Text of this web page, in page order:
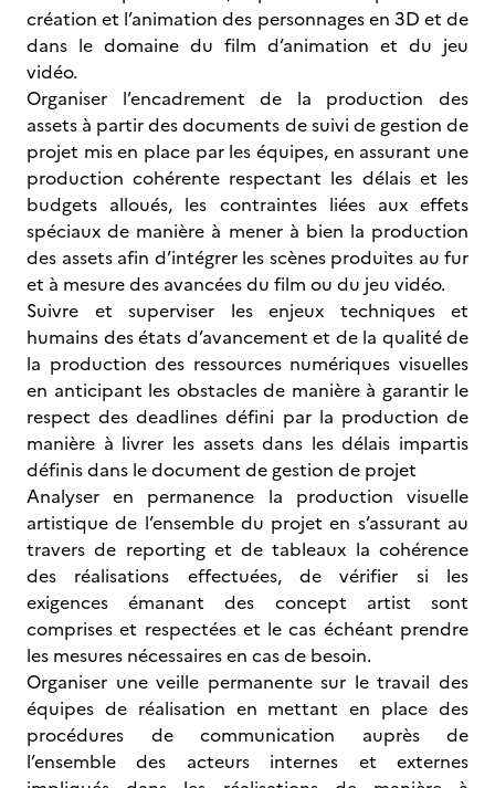
création et l’animation des personnages en 3D et de
dans le domaine du film d’animation et du jeu
vidéo.
Organiser l’encadrement de la production des
assets à partir des documents de suivi de gestion de
projet mis en place par les équipes, en assurant une
production cohérente respectant les délais et les
budgets alloués, les contraintes liées aux effets
spéciaux de manière à mener à bien la production
des assets afin d’intégrer les scènes produites au fur
et à mesure des avancées du film ou du jeu vidéo.
Suivre et superviser les enjeux techniques et
humains des états d’avancement et de la qualité de
la production des ressources numériques visuelles
en anticipant les obstacles de manière à garantir le
respect des deadlines défini par la production de
manière à livrer les assets dans les délais impartis
définis dans le document de gestion de projet
Analyser en permanence la production visuelle
artistique de l’ensemble du projet en s’assurant au
travers de reporting et de tableaux la cohérence
des réalisations effectuées, de vérifier si les
exigences émanant des concept artist sont
comprises et respectées et le cas échéant prendre
les mesures nécessaires en cas de besoin.
Organiser une veille permanente sur le travail des
équipes de réalisation en mettant en place des
procédures de communication auprès de
l’ensemble des acteurs internes et externes